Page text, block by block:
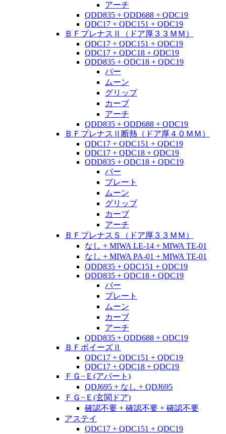
アーチ
QDD835 + QDD688 + QDC19
QDC17 + QDC151 + QDC19
ＢＦプレナスⅡ（ドア厚３３ＭＭ）
QDC17 + QDC151 + QDC19
QDC17 + QDC18 + QDC19
QDD835 + QDC18 + QDC19
バー
ムーン
グリップ
カーブ
アーチ
QDD835 + QDD688 + QDC19
ＢＦプレナスⅡ断熱（ドア厚４０ＭＭ）
QDC17 + QDC151 + QDC19
QDC17 + QDC18 + QDC19
QDD835 + QDC18 + QDC19
バー
プレート
ムーン
グリップ
カーブ
アーチ
ＢＦプレナスＳ（ドア厚３３ＭＭ）
なし + MIWA LE-14 + MIWA TE-01
なし + MIWA PA-01 + MIWA TE-01
QDD835 + QDC151 + QDC19
QDD835 + QDC18 + QDC19
バー
プレート
ムーン
カーブ
アーチ
QDD835 + QDD688 + QDC19
ＢＦボイーズⅡ
QDC17 + QDC151 + QDC19
QDC17 + QDC18 + QDC19
ＦＧ−Ｅ(アパート)
QDJ695 + なし + QDJ695
ＦＧ−Ｅ(玄関ドア)
確認不要 + 確認不要 + 確認不要
アステイ
QDC17 + QDC151 + QDC19